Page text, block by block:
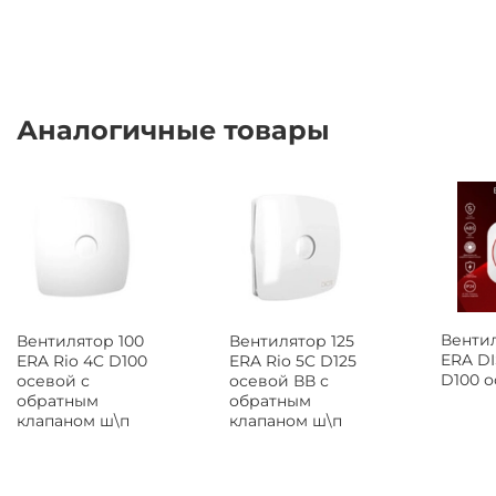
Аналогичные товары
Вентилятор 100
ERA Rio 4C D100
осевой с
обратным
клапаном ш\п
Вентилятор 125
ERA Rio 5C D125
осевой ВВ с
обратным
клапаном ш\п
ERA
D100